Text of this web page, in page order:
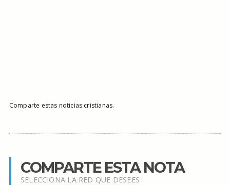
Comparte estas noticias cristianas.
COMPARTE ESTA NOTA
SELECCIONA LA RED QUE DESEES